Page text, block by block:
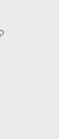
Ссылка